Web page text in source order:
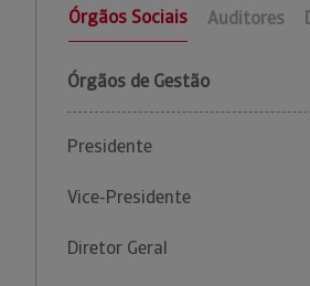
Órgãos Sociais Auditores
Órgãos de Gestão
Presidente
Vice-Presidente
Diretor Geral